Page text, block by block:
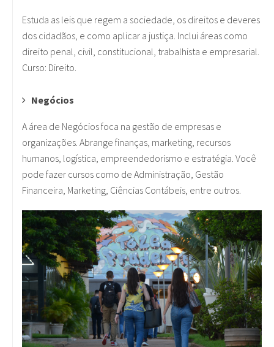
Estuda as leis que regem a sociedade, os direitos e deveres
dos cidadãos, e como aplicar a justiça. Inclui áreas como
direito penal, civil, constitucional, trabalhista e empresarial.
Curso: Direito.
Negócios
A área de Negócios foca na gestão de empresas e
organizações. Abrange finanças, marketing, recursos
humanos, logística, empreendedorismo e estratégia. Você
pode fazer cursos como de Administração, Gestão
Financeira, Marketing, Ciências Contábeis, entre outros.